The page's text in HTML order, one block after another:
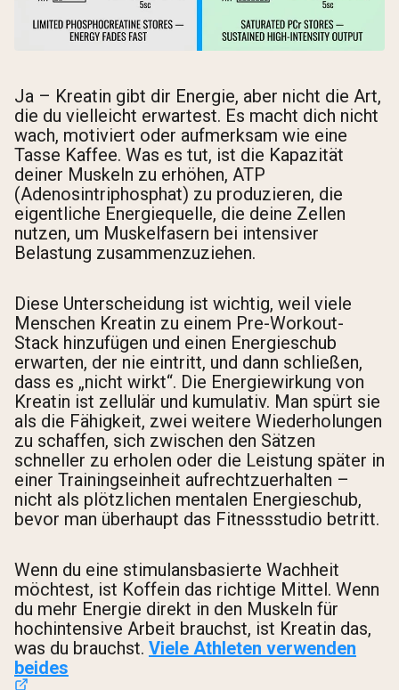
Ja – Kreatin gibt dir Energie, aber nicht die Art,
die du vielleicht erwartest. Es macht dich nicht
wach, motiviert oder aufmerksam wie eine
Tasse Kaffee. Was es tut, ist die Kapazität
deiner Muskeln zu erhöhen, ATP
(Adenosintriphosphat) zu produzieren, die
eigentliche Energiequelle, die deine Zellen
nutzen, um Muskelfasern bei intensiver
Belastung zusammenzuziehen.
Diese Unterscheidung ist wichtig, weil viele
Menschen Kreatin zu einem Pre-Workout-
Stack hinzufügen und einen Energieschub
erwarten, der nie eintritt, und dann schließen,
dass es „nicht wirkt“. Die Energiewirkung von
Kreatin ist zellulär und kumulativ. Man spürt sie
als die Fähigkeit, zwei weitere Wiederholungen
zu schaffen, sich zwischen den Sätzen
schneller zu erholen oder die Leistung später in
einer Trainingseinheit aufrechtzuerhalten –
nicht als plötzlichen mentalen Energieschub,
bevor man überhaupt das Fitnessstudio betritt.
Wenn du eine stimulansbasierte Wachheit
möchtest, ist Koffein das richtige Mittel. Wenn
du mehr Energie direkt in den Muskeln für
hochintensive Arbeit brauchst, ist Kreatin das,
was du brauchst. Viele Athleten verwenden
beides